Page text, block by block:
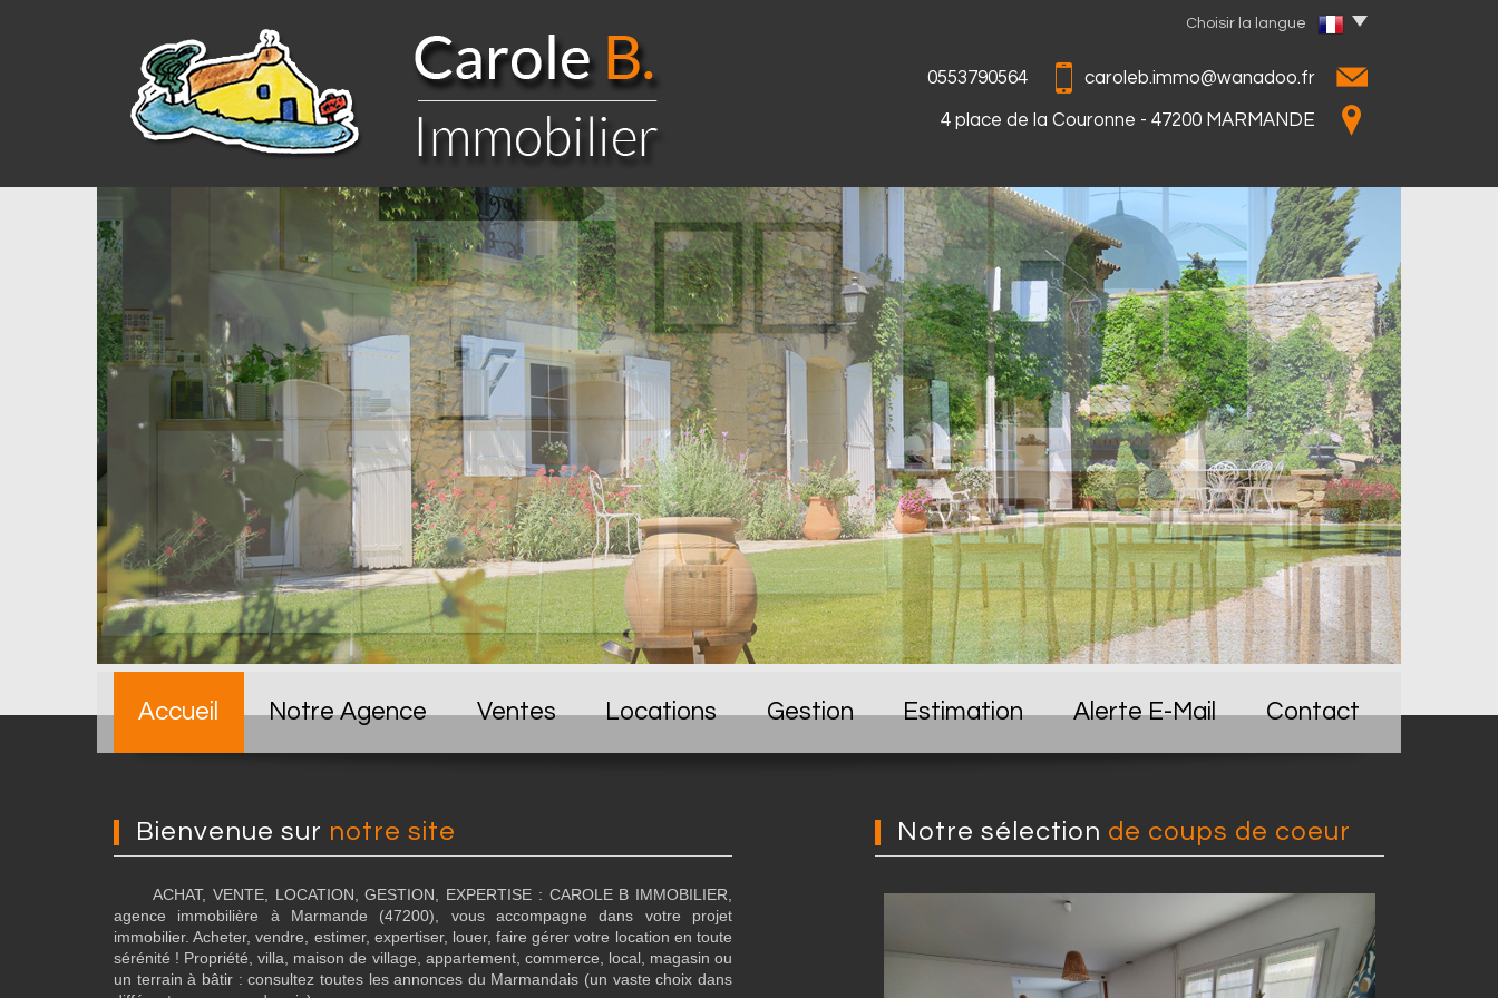
Choisir la langue
0553790564 caroleb.immo@wanadoo.fr
4 place de la Couronne - 47200 MARMANDE
Accueil Notre Agence Ventes Locations Gestion Estimation Alerte E-Mail Contact
Bienvenue sur notre site
ACHAT, VENTE, LOCATION, GESTION, EXPERTISE : CAROLE B IMMOBILIER,
agence immobilière à Marmande (47200), vous accompagne dans votre projet
immobilier. Acheter, vendre, estimer, expertiser, louer, faire gérer votre location en toute
sérénité ! Propriété, villa, maison de village, appartement, commerce, local, magasin ou
un terrain à bâtir : consultez toutes les annonces du Marmandais (un vaste choix dans
Notre sélection de coups de coeur